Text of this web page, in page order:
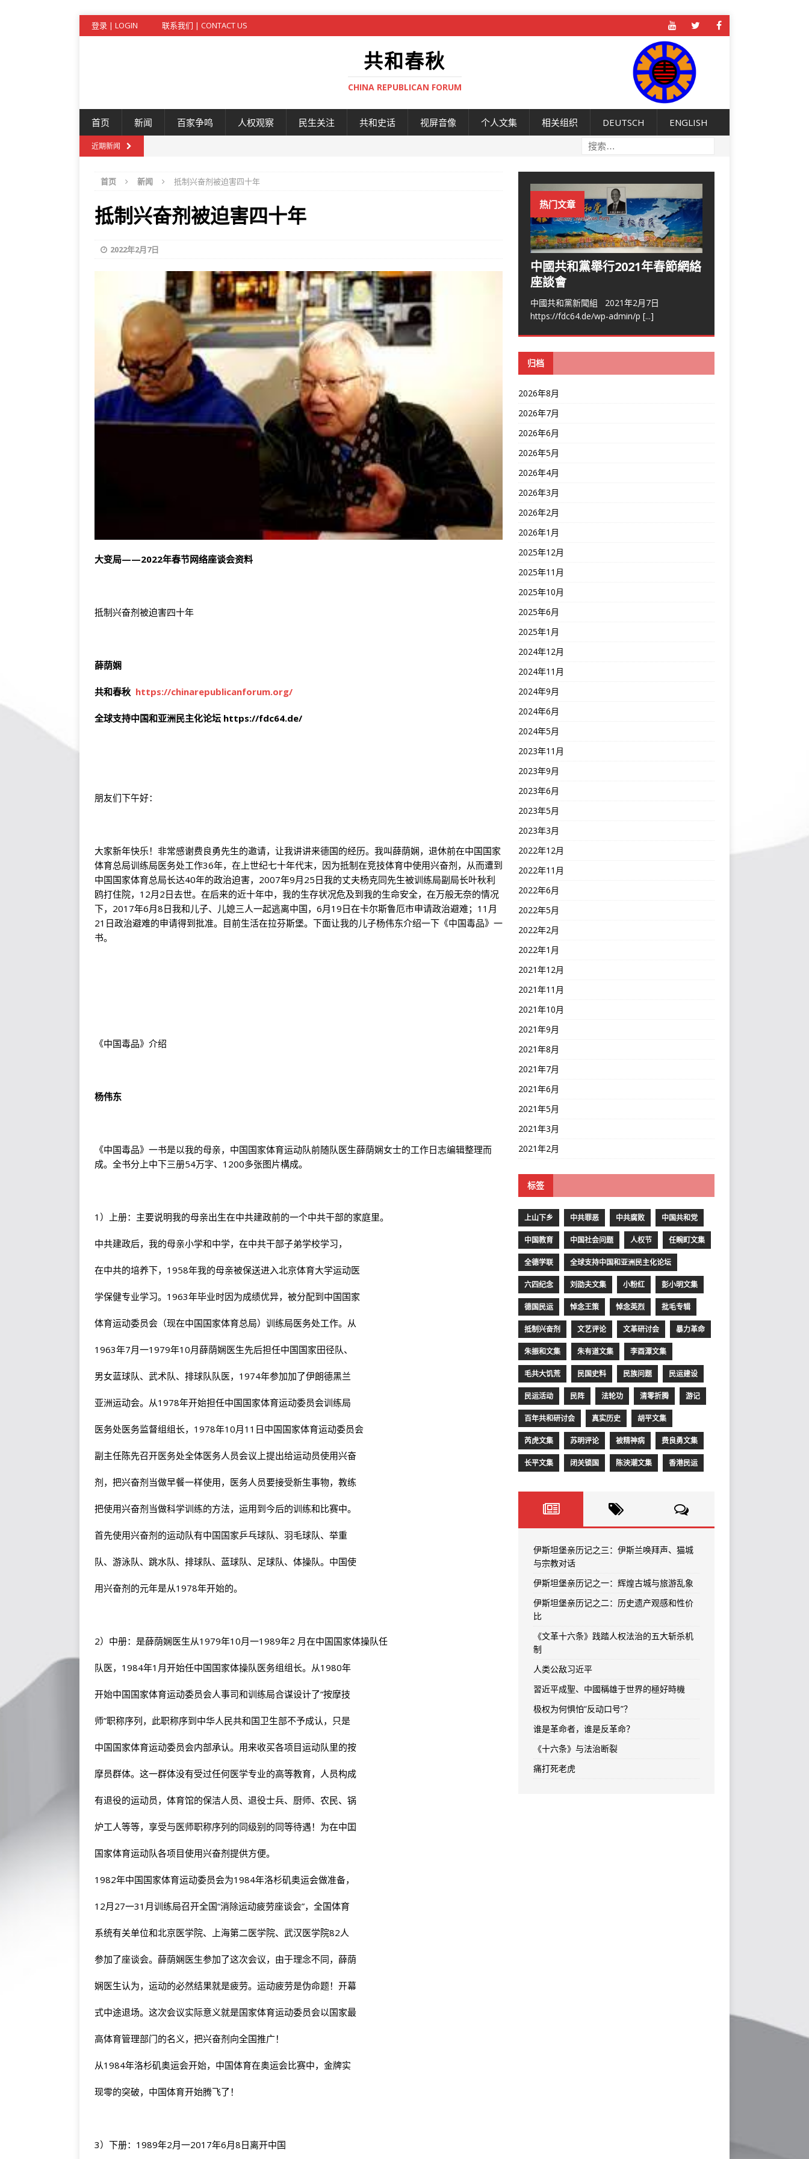
登录 | LOGIN 联系我们 | CONTACT US
共和春秋
CHINA REPUBLICAN FORUM
首页 新闻 百家争鸣 人权观察 民生关注 共和史话 视屏音像 个人文集 相关组织 DEUTSCH ENGLISH
近期新闻
首页 新闻 抵制兴奋剂被迫害四十年
抵制兴奋剂被迫害四十年
2022年2月7日
大变局——2022年春节网络座谈会资料
抵制兴奋剂被迫害四十年
薛荫娴
共和春秋 https://chinarepublicanforum.org/
全球支持中国和亚洲民主化论坛 https://fdc64.de/
朋友们下午好：
大家新年快乐！非常感谢费良勇先生的邀请，让我讲讲来德国的经历。我叫薛荫娴，退休前在中国国家
体育总局训练局医务处工作36年，在上世纪七十年代末，因为抵制在竞技体育中使用兴奋剂，从而遭到
中国国家体育总局长达40年的政治迫害，2007年9月25日我的丈夫杨克同先生被训练局副局长叶秋利
鸥打住院，12月2日去世。在后来的近十年中，我的生存状况危及到我的生命安全，在万般无奈的情况
下，2017年6月8日我和儿子、儿媳三人一起逃离中国，6月19日在卡尔斯鲁厄市申请政治避难；11月
21日政治避难的申请得到批准。目前生活在拉芬斯堡。下面让我的儿子杨伟东介绍一下《中国毒品》一
书。
《中国毒品》介绍
杨伟东
《中国毒品》一书是以我的母亲，中国国家体育运动队前随队医生薛荫娴女士的工作日志编辑整理而
成。全书分上中下三册54万字、1200多张图片構成。
1）上册：主要说明我的母亲出生在中共建政前的一个中共干部的家庭里。
中共建政后，我的母亲小学和中学，在中共干部子弟学校学习，
在中共的培养下，1958年我的母亲被保送进入北京体育大学运动医
学保健专业学习。1963年毕业时因为成绩优异，被分配到中国国家
体育运动委员会（现在中国国家体育总局）训练局医务处工作。从
1963年7月一1979年10月薛荫娴医生先后担任中国国家田径队、
男女蓝球队、武术队、排球队队医，1974年参加加了伊朗德黑兰
亚洲运动会。从1978年开始担任中国国家体育运动委员会训练局
医务处医务监督组组长，1978年10月11日中国国家体育运动委员会
副主任陈先召开医务处全体医务人员会议上提出给运动员使用兴奋
剂，把兴奋剂当做早餐一样使用，医务人员要接受新生事物，教练
把使用兴奋剂当做科学训练的方法，运用到今后的训练和比赛中。
首先使用兴奋剂的运动队有中国国家乒乓球队、羽毛球队、举重
队、游泳队、跳水队、排球队、蓝球队、足球队、体操队。中国使
用兴奋剂的元年是从1978年开始的。
2）中册：是薛荫娴医生从1979年10月一1989年2 月在中国国家体操队任
队医，1984年1月开始任中国国家体操队医务组组长。从1980年
开始中国国家体育运动委员会人事司和训练局合谋设计了“按摩技
师”职称序列，此职称序到中华人民共和国卫生部不予成认，只是
中国国家体育运动委员会内部承认。用来收买各项目运动队里的按
摩员群体。这一群体没有受过任何医学专业的高等教育，人员构成
有退役的运动员，体育馆的保洁人员、退役士兵、厨师、农民、锅
炉工人等等，享受与医师职称序列的同级别的同等待遇！为在中囯
国家体育运动队各项目使用兴奋剂提供方便。
1982年中国国家体育运动委员会为1984年洛杉矶奥运会做准备，
12月27一31月训练局召开全国“消除运动疲劳座谈会”，全国体育
系统有关单位和北京医学院、上海第二医学院、武汉医学院82人
参加了座谈会。薛荫娴医生参加了这次会议，由于理念不同，薛荫
娴医生认为，运动的必然结果就是疲劳。运动疲劳是伪命题！开幕
式中途退场。这次会议实际意义就是国家体育运动委员会以国家最
高体育管理部门的名义，把兴奋剂向全国推广！
从1984年洛杉矶奥运会开始，中国体育在奥运会比赛中，金牌实
现零的突破，中国体育开始腾飞了！
3）下册：1989年2月一2017年6月8日离开中国
热门文章
中國共和黨舉行2021年春節網絡
座談會
中國共和黨新聞組 2021年2月7日
https://fdc64.de/wp-admin/p [...]
归档
2026年8月
2026年7月
2026年6月
2026年5月
2026年4月
2026年3月
2026年2月
2026年1月
2025年12月
2025年11月
2025年10月
2025年6月
2025年1月
2024年12月
2024年11月
2024年9月
2024年6月
2024年5月
2023年11月
2023年9月
2023年6月
2023年5月
2023年3月
2022年12月
2022年11月
2022年6月
2022年5月
2022年2月
2022年1月
2021年12月
2021年11月
2021年10月
2021年9月
2021年8月
2021年7月
2021年6月
2021年5月
2021年3月
2021年2月
标签
上山下乡 中共罪恶 中共腐败 中国共和党
中国教育 中国社会问题 人权节 任畹町文集
全德学联 全球支持中国和亚洲民主化论坛
六四纪念 刘劭夫文集 小粉红 彭小明文集
德国民运 悼念王策 悼念英烈 批毛专辑
抵制兴奋剂 文艺评论 文革研讨会 暴力革命
朱振和文集 朱有道文集 李酉潭文集
毛共大饥荒 民国史料 民族问题 民运建设
民运活动 民阵 法轮功 清零折腾 游记
百年共和研讨会 真实历史 胡平文集
芮虎文集 苏明评论 被精神病 费良勇文集
长平文集 闭关锁国 陈泱潮文集 香港民运
伊斯坦堡亲历记之三：伊斯兰唤拜声、猫城
与宗教对话
伊斯坦堡亲历记之一：辉煌古城与旅游乱象
伊斯坦堡亲历记之二：历史遗产观感和性价
比
《文革十六条》践踏人权法治的五大斩杀机
制
人类公敌习近平
習近平成聖、中國稱雄于世界的極好時機
极权为何惧怕“反动口号”？
谁是革命者，谁是反革命？
《十六条》与法治断裂
痛打死老虎